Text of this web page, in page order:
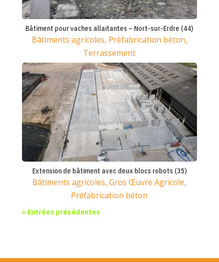
Bâtiment pour vaches allaitantes – Nort-sur-Erdre (44)
Bâtiments agricoles, Préfabrication béton,
Terrassement
Extension de bâtiment avec deux blocs robots (35)
Bâtiments agricoles,Gros Œuvre Agricole,
Préfabrication béton
« Entrées précédentes